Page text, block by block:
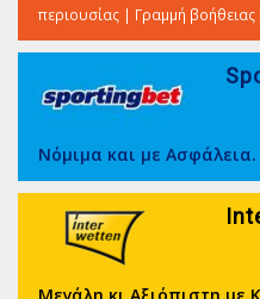
περιουσίας | Γραμμή
Νόμιμα και με